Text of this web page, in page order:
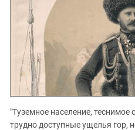
"Туземное население, теснимое
трудно доступные ущелья гор,